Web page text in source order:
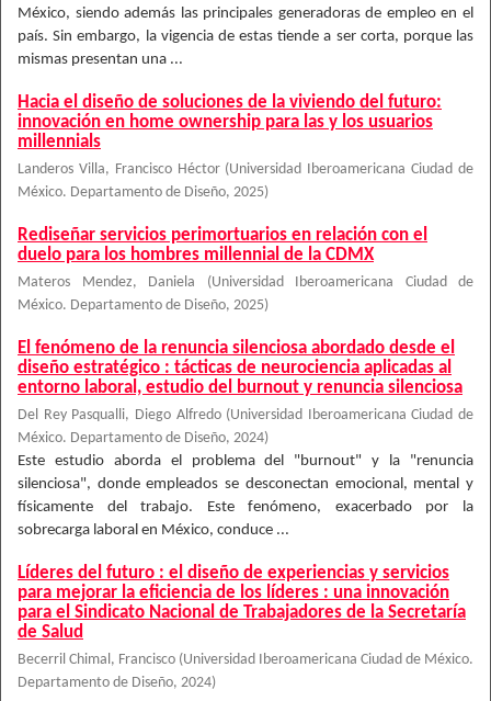
México, siendo además las principales generadoras de empleo en el
país. Sin embargo, la vigencia de estas tiende a ser corta, porque las
mismas presentan una ...
Hacia el diseño de soluciones de la viviendo del futuro:
innovación en home ownership para las y los usuarios
millennials
Landeros Villa, Francisco Héctor (Universidad Iberoamericana Ciudad de
México. Departamento de Diseño, 2025)
Rediseñar servicios perimortuarios en relación con el
duelo para los hombres millennial de la CDMX
Materos Mendez, Daniela (Universidad Iberoamericana Ciudad de
México. Departamento de Diseño, 2025)
El fenómeno de la renuncia silenciosa abordado desde el
diseño estratégico : tácticas de neurociencia aplicadas al
entorno laboral, estudio del burnout y renuncia silenciosa
Del Rey Pasqualli, Diego Alfredo (Universidad Iberoamericana Ciudad de
México. Departamento de Diseño, 2024)
Este estudio aborda el problema del "burnout" y la "renuncia
silenciosa", donde empleados se desconectan emocional, mental y
físicamente del trabajo. Este fenómeno, exacerbado por la
sobrecarga laboral en México, conduce ...
Líderes del futuro : el diseño de experiencias y servicios
para mejorar la eficiencia de los líderes : una innovación
para el Sindicato Nacional de Trabajadores de la Secretaría
de Salud
Becerril Chimal, Francisco (Universidad Iberoamericana Ciudad de México.
Departamento de Diseño, 2024)